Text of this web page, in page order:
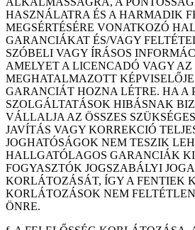
HASZNÁLATRA ÉS A HARMADIK
MEGSÉRTÉSÉRE VONATKOZÓ
GARANCIÁKAT ÉS/VAGY
SZÓBELI VAGY ÍRÁSOS
AMELYET A LICENCADÓ VAGY AZ
MEGHATALMAZOTT
GARANCIÁT HOZNA LÉTRE. HA A
SZOLGÁLTATÁSOK HIBÁSNAK
VÁLLALJA AZ ÖSSZES
JAVÍTÁS VAGY KORREKCIÓ
JOGHATÓSÁGOK NEM TESZIK
HALLGATÓLAGOS GARANCIÁK
FOGYASZTÓK JOGSZABÁLYI
KORLÁTOZÁSÁT, ÍGY A FENTIEK
KORLÁTOZÁSOK NEM
ÖNRE.